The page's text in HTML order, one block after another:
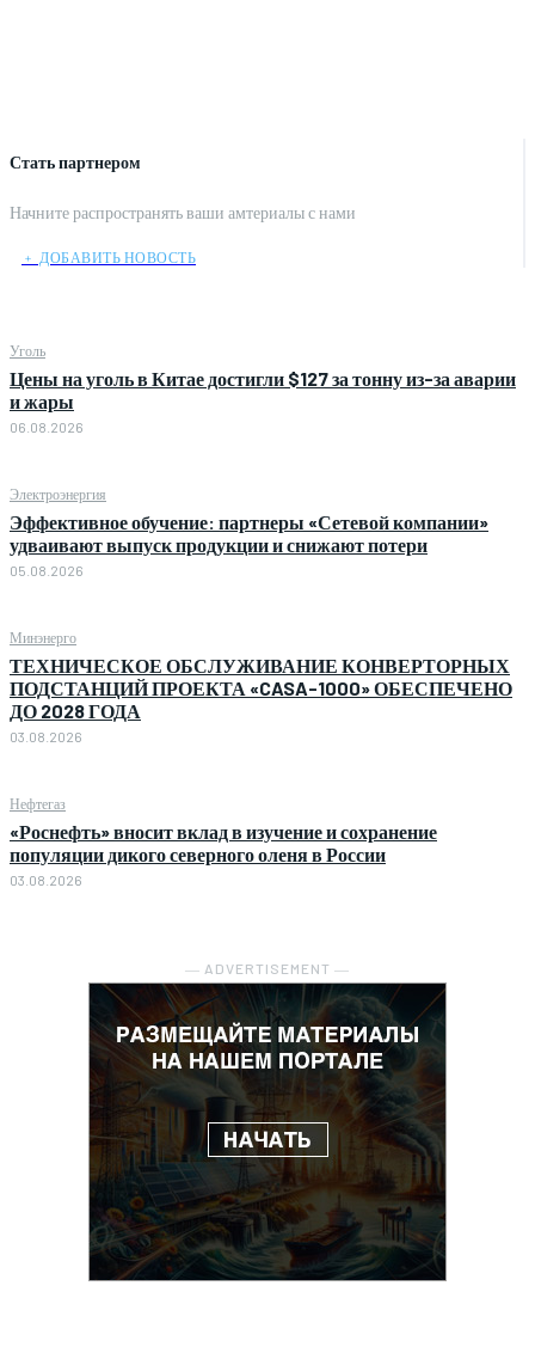
Стать партнером
Начните распространять ваши амтериалы с нами
﹢ ДОБАВИТЬ НОВОСТЬ
Уголь
Цены на уголь в Китае достигли $127 за тонну из-за аварии
и жары
06.08.2026
Электроэнергия
Эффективное обучение: партнеры «Сетевой компании»
удваивают выпуск продукции и снижают потери
05.08.2026
Минэнерго
ТЕХНИЧЕСКОЕ ОБСЛУЖИВАНИЕ КОНВЕРТОРНЫХ
ПОДСТАНЦИЙ ПРОЕКТА «CASA-1000» ОБЕСПЕЧЕНО
ДО 2028 ГОДА
03.08.2026
Нефтегаз
«Роснефть» вносит вклад в изучение и сохранение
популяции дикого северного оленя в России
03.08.2026
― ADVERTISEMENT ―